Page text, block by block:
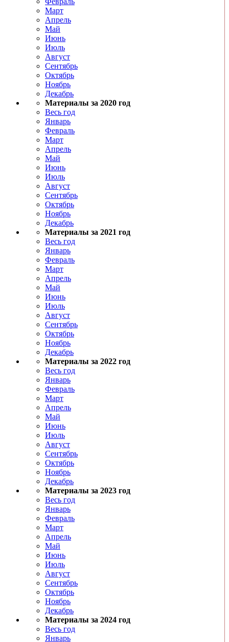
Март
Апрель
Май
Июнь
Июль
Август
Сентябрь
Октябрь
Ноябрь
Декабрь
Материалы за 2020 год
Весь год
Январь
Февраль
Март
Апрель
Май
Июнь
Июль
Август
Сентябрь
Октябрь
Ноябрь
Декабрь
Материалы за 2021 год
Весь год
Январь
Февраль
Март
Апрель
Май
Июнь
Июль
Август
Сентябрь
Октябрь
Ноябрь
Декабрь
Материалы за 2022 год
Весь год
Январь
Февраль
Март
Апрель
Май
Июнь
Июль
Август
Сентябрь
Октябрь
Ноябрь
Декабрь
Материалы за 2023 год
Весь год
Январь
Февраль
Март
Апрель
Май
Июнь
Июль
Август
Сентябрь
Октябрь
Ноябрь
Декабрь
Материалы за 2024 год
Весь год
Январь